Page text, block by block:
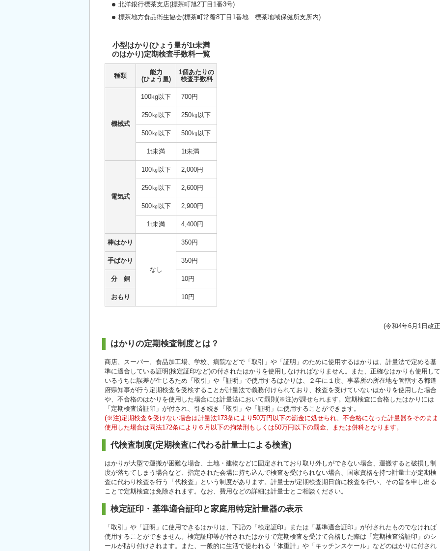
北洋銀行標茶支店(標茶町旭2丁目1番3号)
標茶地方食品衛生協会(標茶町常盤8丁目1番地 標茶地域保健所支所内)
小型はかり(ひょう量が1t未満
のはかり)定期検査手数料一覧
種類
能力
(ひょう量)
1個あたりの
検査手数料
機械式
100kg以下 700円
250㎏以下 250㎏以下
500㎏以下 500㎏以下
1t未満 1t未満
電気式
100㎏以下 2,000円
250㎏以下 2,600円
500㎏以下 2,900円
1t未満 4,400円
棒はかり
なし
350円
手ばかり 350円
分 銅 10円
おもり 10円
(令和4年6月1日改
はかりの定期検査制度とは？
商店、スーパー、食品加工場、学校、病院などで「取引」や「証明」のために使用するはかりは、計量法で定める基
準に適合している証明(検定証印など)の付されたはかりを使用しなければなりません。また、正確なはかりも使用して
いるうちに誤差が生じるため「取引」や「証明」で使用するはかりは、２年に１度、事業所の所在地を管轄する都道
府県知事が行う定期検査を受検することが計量法で義務付けられており、検査を受けていないはかりを使用した場合
や、不合格のはかりを使用した場合には計量法において罰則(※注)が課せられます。定期検査に合格したはかりには
「定期検査済証印」が付され、引き続き「取引」や「証明」に使用することができます。
(※注)定期検査を受けない場合は計量法173条により50万円以下の罰金に処せられ、不合格になった計量器をそのまま
使用した場合は同法172条により６月以下の拘禁刑もしくは50万円以下の罰金、または併科となります。
代検査制度(定期検査に代わる計量士による検査)
はかりが大型で運搬が困難な場合、土地・建物などに固定されており取り外しができない場合、運搬すると破損し制
度が落ちてしまう場合など、指定された会場に持ち込んで検査を受けられない場合、国家資格を持つ計量士が定期検
査に代わり検査を行う「代検査」という制度があります。計量士が定期検査期日前に検査を行い、その旨を申し出る
ことで定期検査は免除されます。なお、費用などの詳細は計量士とご相談ください。
検定証印・基準適合証印と家庭用特定計量器の表示
「取引」や「証明」に使用できるはかりは、下記の「検定証印」または「基準適合証印」が付されたものでなければ
使用することができません。検定証印等が付されたはかりで定期検査を受けて合格した際は「定期検査済証印」のシ
ールが貼り付けされます。また、一般的に生活で使われる「体重計」や「キッチンスケール」などのはかりに付され